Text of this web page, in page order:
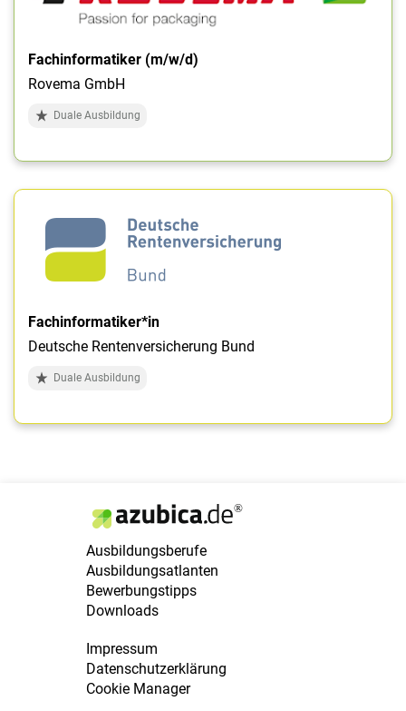
Fachinformatiker (m/w/d)
Rovema GmbH
Duale Ausbildung
Fachinformatiker*in
Deutsche Rentenversicherung Bund
Duale Ausbildung
Ausbildungsberufe
Ausbildungsatlanten
Bewerbungstipps
Downloads
Impressum
Datenschutzerklärung
Cookie Manager